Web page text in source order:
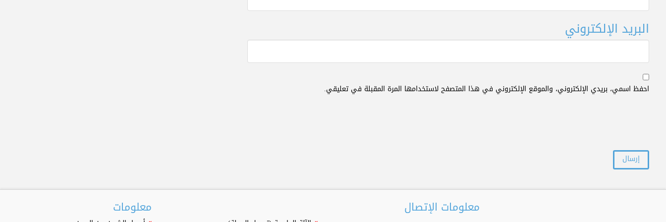
البريد الإلكتروني
احفظ اسمي، بريدي الإلكتروني، والموقع الإلكتروني في هذا المتصفح لاستخدامها المرة المقبلة في تعليقي.
معلومات معلومات الإتصال